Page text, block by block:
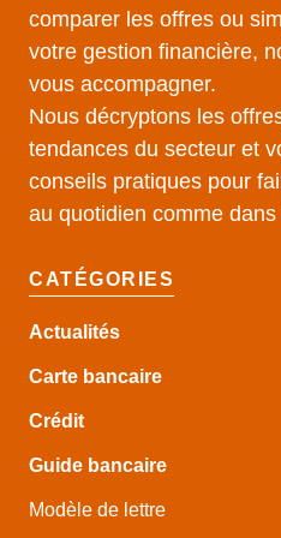
comparer les offres ou
votre gestion financière,
vous accompagner.
Nous décryptons les
tendances du secteur et
conseils pratiques pour
au quotidien comme
CATÉGORIES
Actualités
Carte bancaire
Crédit
Guide bancaire
Modèle de lettre